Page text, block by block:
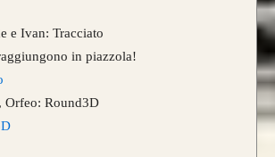
nuovo modello di punta, uguale
e Ivan: Tracciato
in piazzola!
Orfeo: Round3D